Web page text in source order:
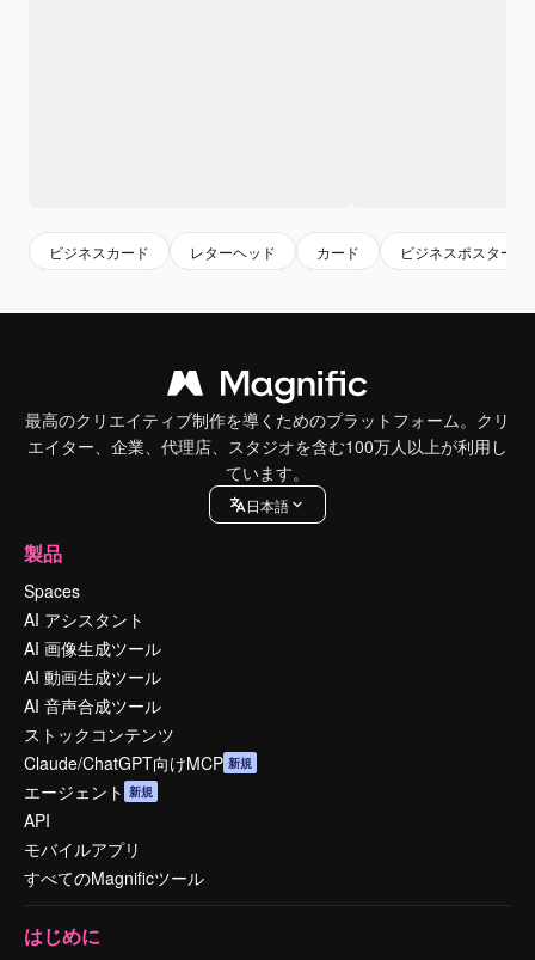
ビジネスカード レターヘッド カード ビジネスポスター
最高のクリエイティブ制作を導くためのプラットフォーム。クリ
エイター、企業、代理店、スタジオを含む100万人以上が利用し
ています。
日本語
製品
Spaces
AI アシスタント
AI 画像生成ツール
AI 動画生成ツール
AI 音声合成ツール
ストックコンテンツ
Claude/ChatGPT向けMCP 新規
エージェント 新規
API
モバイルアプリ
すべてのMagnificツール
はじめに